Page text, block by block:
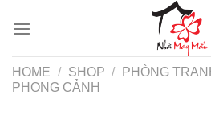
HOME / SHOP / PHÒNG
PHONG CẢNH